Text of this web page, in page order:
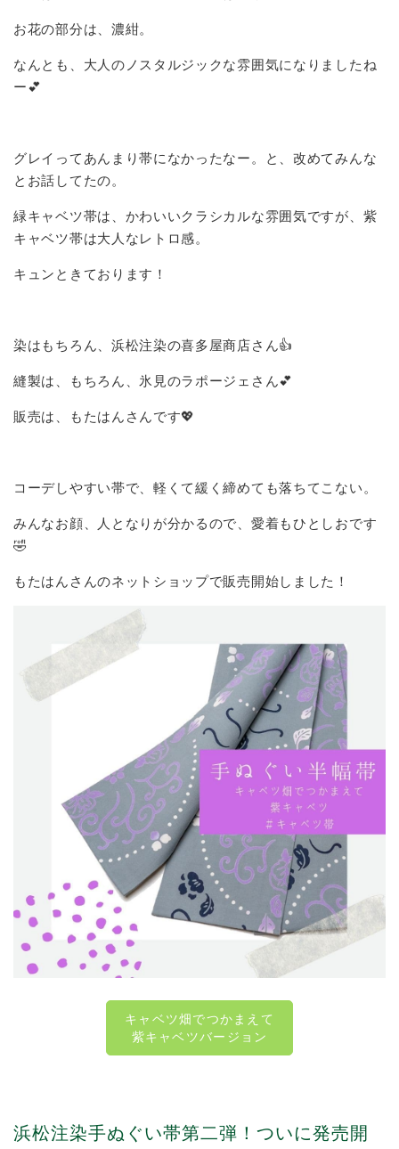
お花の部分は、濃紺。
なんとも、大人のノスタルジックな雰囲気になりましたね
ー💕
グレイってあんまり帯になかったなー。と、改めてみんな
とお話してたの。
緑キャベツ帯は、かわいいクラシカルな雰囲気ですが、紫
キャベツ帯は大人なレトロ感。
キュンときております！
染はもちろん、浜松注染の喜多屋商店さん👍
縫製は、もちろん、氷見のラポージェさん💕
販売は、もたはんさんです💖
コーデしやすい帯で、軽くて緩く締めても落ちてこない。
みんなお顔、人となりが分かるので、愛着もひとしおです
🤣
もたはんさんのネットショップで販売開始しました！
キャベツ畑でつかまえて
紫キャベツバージョン
浜松注染手ぬぐい帯第二弾！ついに発売開